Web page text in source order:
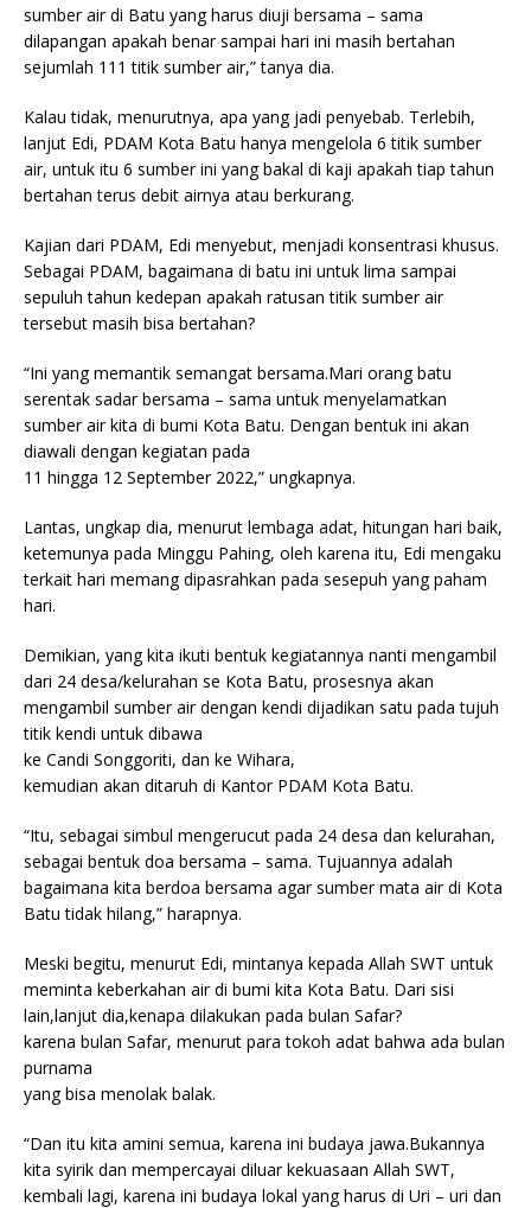
sumber air di Batu yang harus diuji bersama – sama
dilapangan apakah benar sampai hari ini masih bertahan
sejumlah 111 titik sumber air,” tanya dia.
Kalau tidak, menurutnya, apa yang jadi penyebab. Terlebih,
lanjut Edi, PDAM Kota Batu hanya mengelola 6 titik sumber
air, untuk itu 6 sumber ini yang bakal di kaji apakah tiap tahun
bertahan terus debit airnya atau berkurang.
Kajian dari PDAM, Edi menyebut, menjadi konsentrasi khusus.
Sebagai PDAM, bagaimana di batu ini untuk lima sampai
sepuluh tahun kedepan apakah ratusan titik sumber air
tersebut masih bisa bertahan?
“Ini yang memantik semangat bersama.Mari orang batu
serentak sadar bersama – sama untuk menyelamatkan
sumber air kita di bumi Kota Batu. Dengan bentuk ini akan
diawali dengan kegiatan pada
11 hingga 12 September 2022,” ungkapnya.
Lantas, ungkap dia, menurut lembaga adat, hitungan hari baik,
ketemunya pada Minggu Pahing, oleh karena itu, Edi mengaku
terkait hari memang dipasrahkan pada sesepuh yang paham
hari.
Demikian, yang kita ikuti bentuk kegiatannya nanti mengambil
dari 24 desa/kelurahan se Kota Batu, prosesnya akan
mengambil sumber air dengan kendi dijadikan satu pada tujuh
titik kendi untuk dibawa
ke Candi Songgoriti, dan ke Wihara,
kemudian akan ditaruh di Kantor PDAM Kota Batu.
“Itu, sebagai simbul mengerucut pada 24 desa dan kelurahan,
sebagai bentuk doa bersama – sama. Tujuannya adalah
bagaimana kita berdoa bersama agar sumber mata air di Kota
Batu tidak hilang,” harapnya.
Meski begitu, menurut Edi, mintanya kepada Allah SWT untuk
meminta keberkahan air di bumi kita Kota Batu. Dari sisi
lain,lanjut dia,kenapa dilakukan pada bulan Safar?
karena bulan Safar, menurut para tokoh adat bahwa ada bulan
purnama
yang bisa menolak balak.
“Dan itu kita amini semua, karena ini budaya jawa.Bukannya
kita syirik dan mempercayai diluar kekuasaan Allah SWT,
kembali lagi, karena ini budaya lokal yang harus di Uri – uri dan